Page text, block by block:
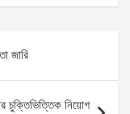
জারি
চুক্তিভিত্তিক নিয়োগ